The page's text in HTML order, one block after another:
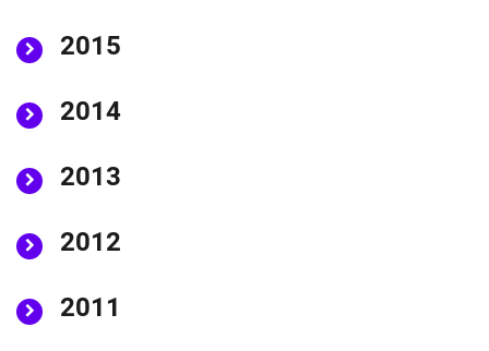
2015
2014
2013
2012
2011